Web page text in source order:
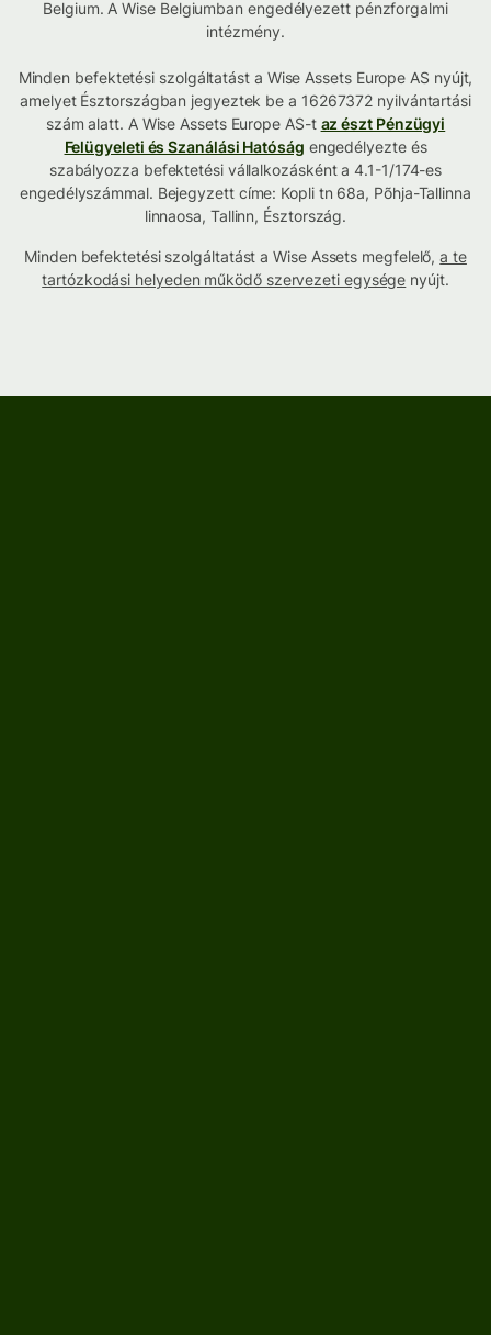
Belgium. A Wise Belgiumban engedélyezett pénzforgalmi
intézmény.
Minden befektetési szolgáltatást a Wise Assets Europe AS nyújt,
amelyet Észtországban jegyeztek be a 16267372 nyilvántartási
szám alatt. A Wise Assets Europe AS-t az észt Pénzügyi
Felügyeleti és Szanálási Hatóság engedélyezte és
szabályozza befektetési vállalkozásként a 4.1-1/174-es
engedélyszámmal. Bejegyzett címe: Kopli tn 68a, Põhja-Tallinna
linnaosa, Tallinn, Észtország.
Minden befektetési szolgáltatást a Wise Assets megfelelő,a te
tartózkodási helyeden működő szervezeti egysége nyújt.